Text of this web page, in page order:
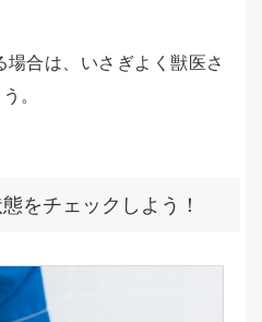
合は、いさぎよく獣医さ
。
をチェックしよう！